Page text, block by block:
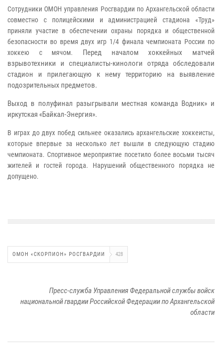
Сотрудники ОМОН управления Росгвардии по Архангельской области
совместно с полицейскими и администрацией стадиона «Труд»
приняли участие в обеспечении охраны порядка и общественной
безопасности во время двух игр 1/4 финала чемпионата России по
хоккею с мячом. Перед началом хоккейных матчей
взрывотехники и специалисты-кинологи отряда обследовали
стадион и прилегающую к нему территорию на выявление
подозрительных предметов.
Выход в полуфинал разыгрывали местная команда Водник» и
иркутская «Байкал-Энергия».
В играх до двух побед сильнее оказались архангельские хоккеисты,
которые впервые за несколько лет вышли в следующую стадию
чемпионата. Спортивное мероприятие посетило более восьми тысяч
жителей и гостей города. Нарушений общественного порядка не
допущено.
ОМОН «СКОРПИОН» РОСГВАРДИИ 428
Пресс-служба Управления Федеральной службы войск
национальной гвардии Российской Федерации по Архангельской
области